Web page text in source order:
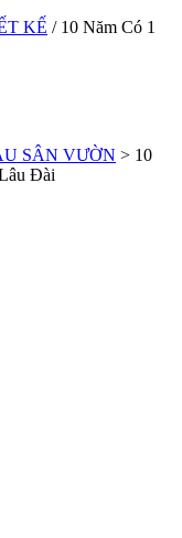
KẾ / 10 Năm Có 1
SÂN VƯỜN > 10
Đài